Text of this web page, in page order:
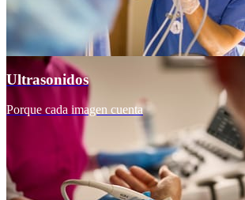
Ultrasonidos
Porque cada imagen cuenta